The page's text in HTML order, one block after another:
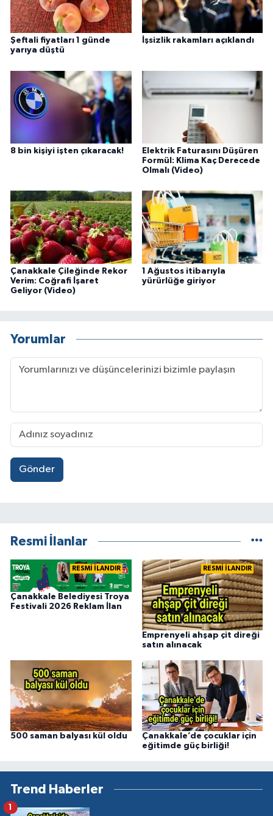
Şeftali fiyatları 1 günde
yarıya düştü
İşsizlik rakamları açıklandı
8 bin kişiyi işten çıkaracak!
Elektrik Faturasını Düşüren
Formül: Klima Kaç Derecede
Olmalı (Video)
Çanakkale Çileğinde Rekor
Verim: Coğrafi İşaret
Geliyor (Video)
1 Ağustos itibarıyla
yürürlüğe giriyor
Yorumlar
Gönder
Resmi İlanlar
RESMİ İLANDIR
Çanakkale Belediyesi Troya
Festivali 2026 Reklam İlan
RESMİ İLANDIR
Emprenyeli ahşap çit direği
satın alınacak
500 saman balyası kül oldu
Çanakkale’de çocuklar için
eğitimde güç birliği!
Trend Haberler
1